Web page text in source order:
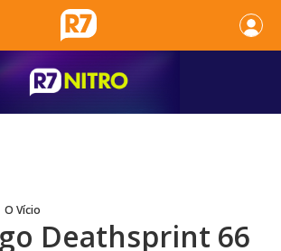
O Vício
Deathsprint 66